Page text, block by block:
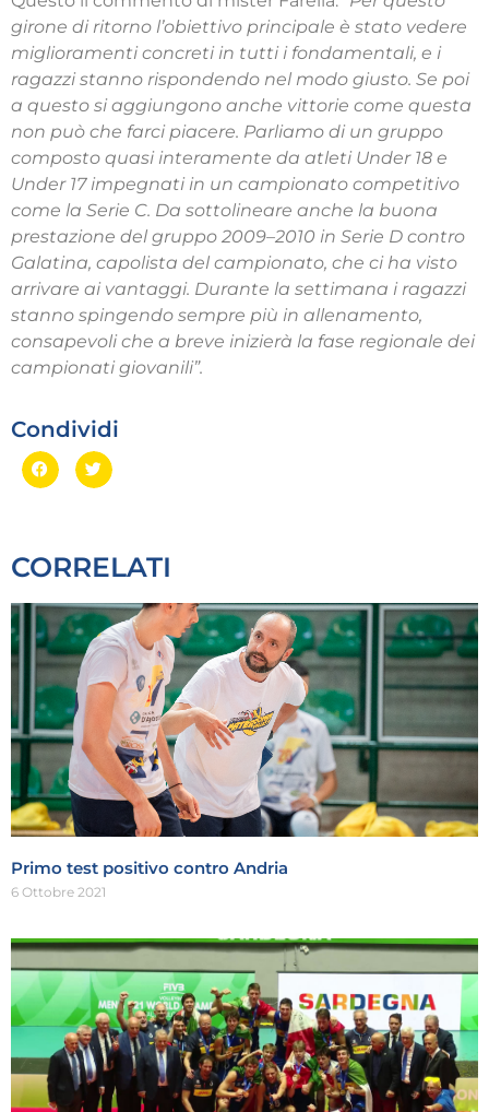
girone di ritorno l’obiettivo principale è stato vedere
miglioramenti concreti in tutti i fondamentali, e i
ragazzi stanno rispondendo nel modo giusto. Se poi
a questo si aggiungono anche vittorie come questa
non può che farci piacere. Parliamo di un gruppo
composto quasi interamente da atleti Under 18 e
Under 17 impegnati in un campionato competitivo
come la Serie C. Da sottolineare anche la buona
prestazione del gruppo 2009–2010 in Serie D contro
Galatina, capolista del campionato, che ci ha visto
arrivare ai vantaggi. Durante la settimana i ragazzi
stanno spingendo sempre più in allenamento,
consapevoli che a breve inizierà la fase regionale dei
campionati giovanili”.
Condividi
CORRELATI
Primo test positivo contro Andria
6 Ottobre 2021